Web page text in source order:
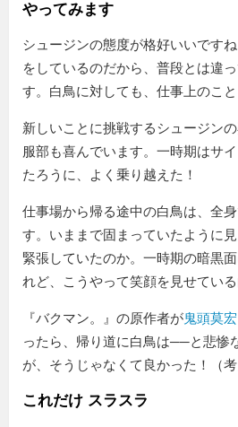
やってみます
シュージンの態度が格好いいです
をしているのだから、普段とは違
す。白鳥に対しても、仕事上のこと
新しいことに挑戦するシュージン
服部も喜んでいます。一時期はサ
たろうに、よく乗り越えた！
仕事場から帰る途中の白鳥は、全
す。いままで固まっていたように
緊張していたのか。一時期の暗黒
れど、こうやって笑顔を見せている
『バクマン。』の原作者が鬼頭莫宏
ったら、帰り道に白鳥は──と悲惨
が、そうじゃなくて良かった！（考
これだけ スラスラ